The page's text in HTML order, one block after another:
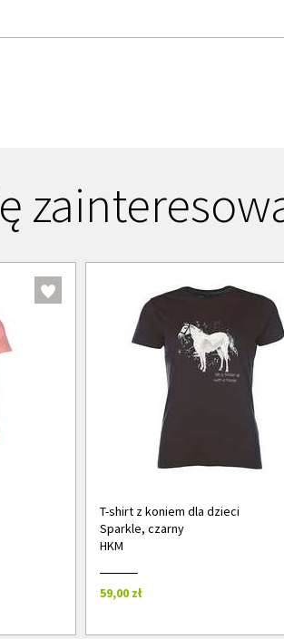
T-shirt z koniem dla dzieci
Sparkle, czarny
HKM
59,00 zł